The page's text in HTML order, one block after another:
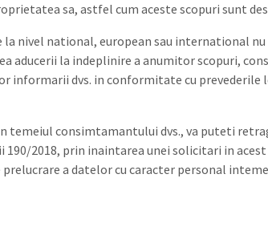
sa, astfel cum aceste scopuri sunt
la nivel national, european sau international
aducerii la indeplinire a anumitor scopuri,
informarii dvs. in conformitate cu
temeiul consimtamantului dvs., va puteti
2018, prin inaintarea unei solicitari in
a datelor cu caracter personal